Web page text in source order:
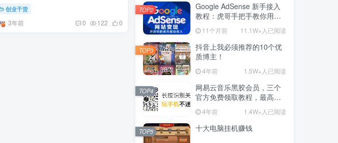
创业干货
3年前 0 122 0
Google AdSense 新手接入
教程：虎哥手把手教你用网
站赚取美元收入
11个月前 11.1W+人已阅读
TOP2
抖音上我必须推荐的10个优
质博主！
4年前 1.5W+人已阅读
TOP3
网易云音乐黑胶会员，三个
官方免费领取教程，最高可
领1年
4年前 1.4W+人已阅读
TOP4
十大电脑挂机赚钱
TOP5